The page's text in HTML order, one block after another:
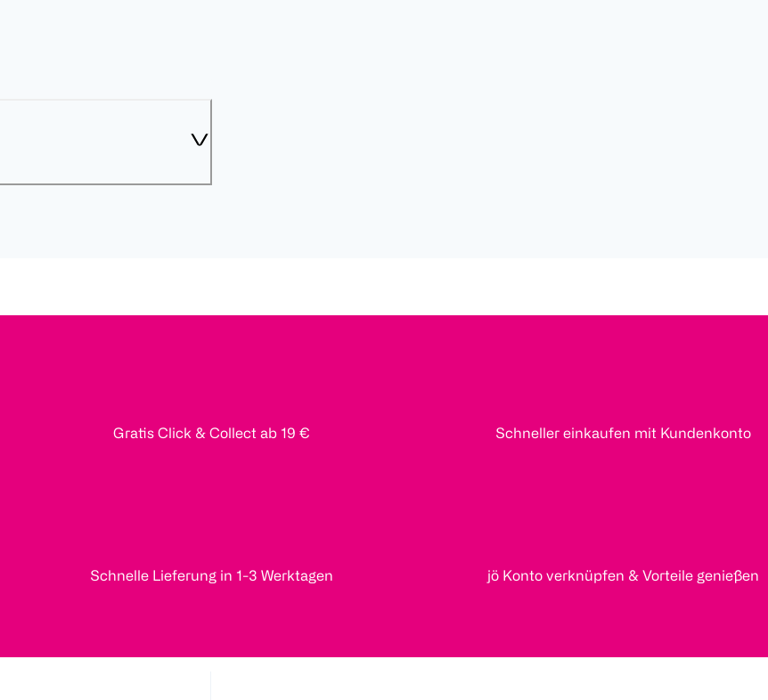
Gratis Click & Collect ab 19 € Schneller einkaufen mit Kundenkonto
Schnelle Lieferung in 1-3 Werktagen jö Konto verknüpfen & Vorteile genießen